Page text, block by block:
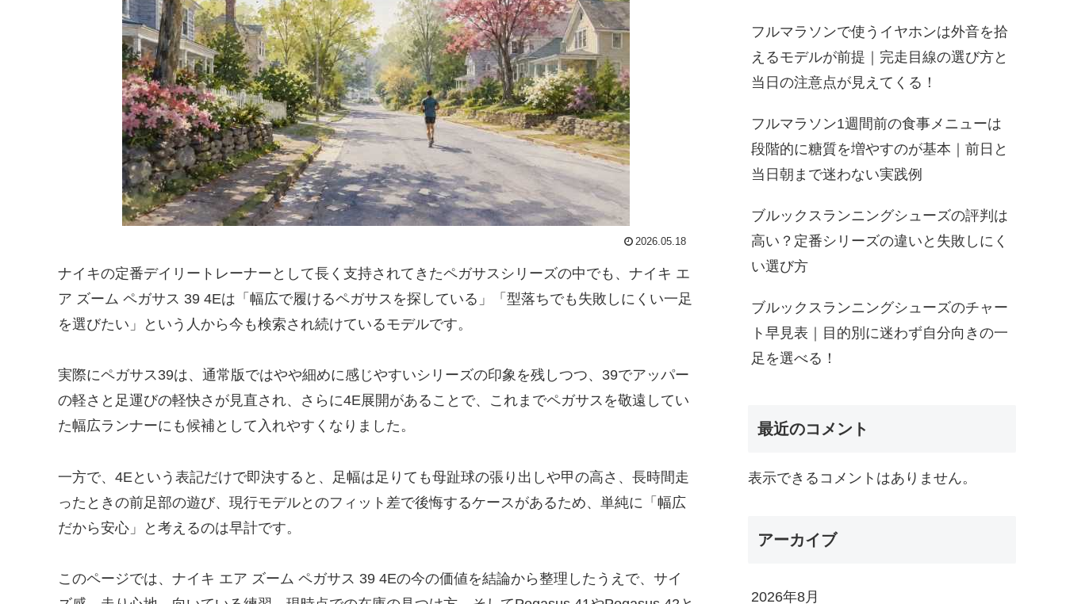
2026.05.18
ナイキの定番デイリートレーナーとして長く支持されてきたペガサスシリーズの中でも、ナイキ エ
ア ズーム ペガサス 39 4Eは「幅広で履けるペガサスを探している」「型落ちでも失敗しにくい一足
を選びたい」という人から今も検索され続けているモデルです。
実際にペガサス39は、通常版ではやや細めに感じやすいシリーズの印象を残しつつ、39でアッパー
の軽さと足運びの軽快さが見直され、さらに4E展開があることで、これまでペガサスを敬遠してい
た幅広ランナーにも候補として入れやすくなりました。
一方で、4Eという表記だけで即決すると、足幅は足りても母趾球の張り出しや甲の高さ、長時間走
ったときの前足部の遊び、現行モデルとのフィット差で後悔するケースがあるため、単純に「幅広
だから安心」と考えるのは早計です。
このページでは、ナイキ エア ズーム ペガサス 39 4Eの今の価値を結論から整理したうえで、サイ
フルマラソンで使うイヤホンは外音を拾
えるモデルが前提｜完走目線の選び方と
当日の注意点が見えてくる！
フルマラソン1週間前の食事メニューは
段階的に糖質を増やすのが基本｜前日と
当日朝まで迷わない実践例
ブルックスランニングシューズの評判は
高い？定番シリーズの違いと失敗しにく
い選び方
ブルックスランニングシューズのチャー
ト早見表｜目的別に迷わず自分向きの一
足を選べる！
最近のコメント
表示できるコメントはありません。
アーカイブ
2026年8月